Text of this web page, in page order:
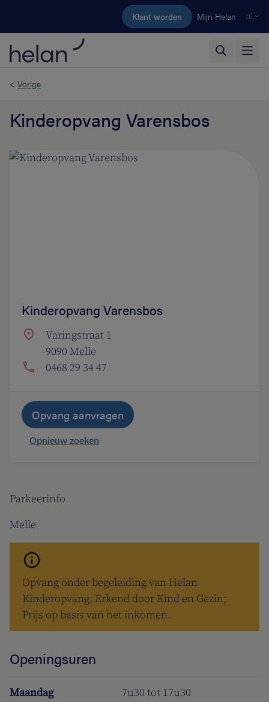
Ga naar de hoofdinhoud
Klant worden Mijn Helan nl
< Vorige
Kinderopvang Varensbos
Parkeerinfo
Melle
Opvang onder begeleiding van Helan
Kinderopvang; Erkend door Kind en Gezin;
Prijs op basis van het inkomen.
Openingsuren
Maandag 7u30 tot 17u30
Kinderopvang Varensbos
Varingstraat 1
9090 Melle
0468 29 34 47
Opvang aanvragen
Opnieuw zoeken